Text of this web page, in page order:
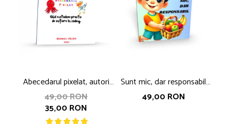
Abecedarul pixelat, autori
Mirela Popescu si Gina-
Eugenia RICHITEANU
49,00 RON
35,00 RON
Sunt mic, dar responsabil,
autor Nicoleta Fotau-
49,00 RON